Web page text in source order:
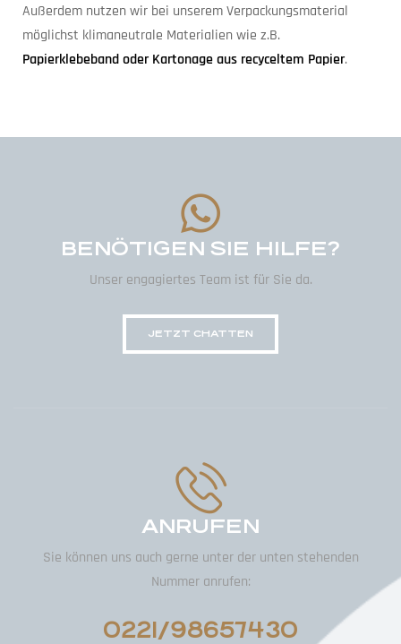
Außerdem nutzen wir bei unserem Verpackungsmaterial
möglichst klimaneutrale Materialien wie z.B.
Papierklebeband oder Kartonage aus recyceltem Papier.
BENÖTIGEN SIE HILFE?
Unser engagiertes Team ist für Sie da.
JETZT CHATTEN
ANRUFEN
Sie können uns auch gerne unter der unten stehenden
Nummer anrufen:
0221/98657430